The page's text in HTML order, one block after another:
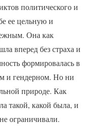
политического и
ее цельную и
Она как
вперед без страха и
формировалась в
и гендерном. Но ни
природе. Как
такой, какой была, и
ограничивали.